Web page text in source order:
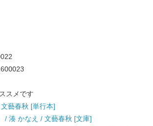
スメです
藝春秋 [単行本]
/ 湊 かなえ / 文藝春秋 [文庫]